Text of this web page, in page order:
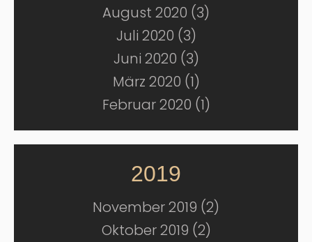
August 2020 (3)
Juli 2020 (3)
Juni 2020 (3)
März 2020 (1)
Februar 2020 (1)
2019
November 2019 (2)
Oktober 2019 (2)